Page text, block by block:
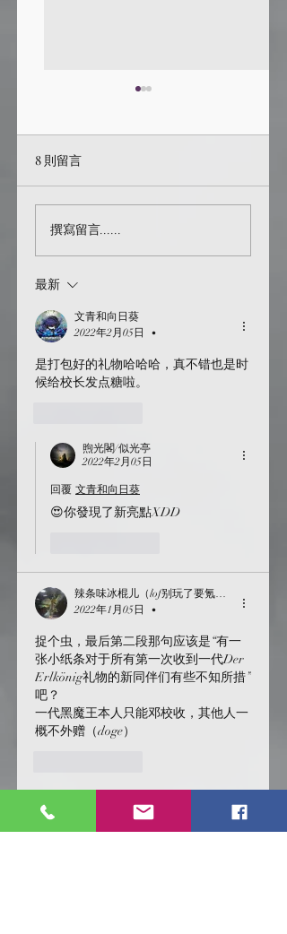
源：讓你的故事活起
來！
【
8 則留言
撰寫留言......
最新
文青和向日葵
2022年2月05日
•
是打包好的礼物哈哈哈，真不错也是时
候给校长发点糖啦。
煦光閣/似光亭
2022年2月05日
回覆 文青和向日葵
😍你發現了新亮點XDD
2022年1月05日
•
捉个虫，最后第二段那句应该是“有一
张小纸条对于所有第一次收到一代Der
Erlkönig礼物的新同伴们有些不知所措”
吧？
一代黑魔王本人只能邓校收，其他人一
概不外赠（doge）
2022年1月05日